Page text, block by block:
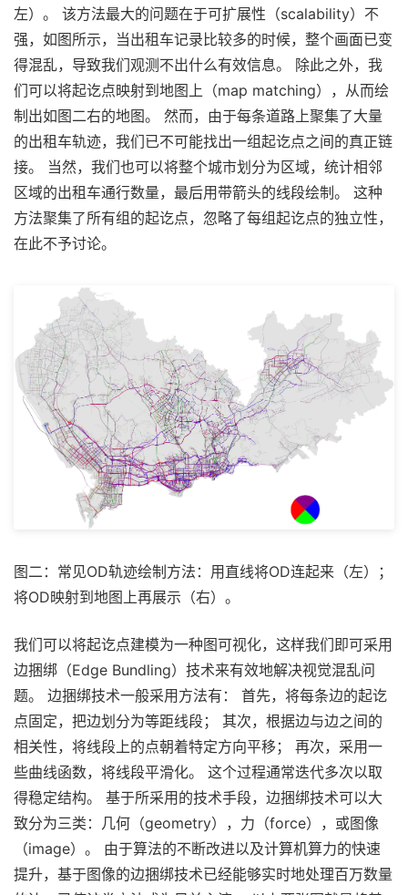
左）。 该方法最大的问题在于可扩展性（scalability）不
强，如图所示，当出租车记录比较多的时候，整个画面已变
得混乱，导致我们观测不出什么有效信息。 除此之外，我
们可以将起讫点映射到地图上（map matching），从而绘
制出如图二右的地图。 然而，由于每条道路上聚集了大量
的出租车轨迹，我们已不可能找出一组起讫点之间的真正链
接。 当然，我们也可以将整个城市划分为区域，统计相邻
区域的出租车通行数量，最后用带箭头的线段绘制。 这种
方法聚集了所有组的起讫点，忽略了每组起讫点的独立性，
在此不予讨论。
图二：常见OD轨迹绘制方法：用直线将OD连起来（左）；
将OD映射到地图上再展示（右）。
我们可以将起讫点建模为一种图可视化，这样我们即可采用
边捆绑（Edge Bundling）技术来有效地解决视觉混乱问
题。 边捆绑技术一般采用方法有： 首先，将每条边的起讫
点固定，把边划分为等距线段； 其次，根据边与边之间的
相关性，将线段上的点朝着特定方向平移； 再次，采用一
些曲线函数，将线段平滑化。 这个过程通常迭代多次以取
得稳定结构。 基于所采用的技术手段，边捆绑技术可以大
致分为三类：几何（geometry），力（force），或图像
（image）。 由于算法的不断改进以及计算机算力的快速
提升，基于图像的边捆绑技术已经能够实时地处理百万数量